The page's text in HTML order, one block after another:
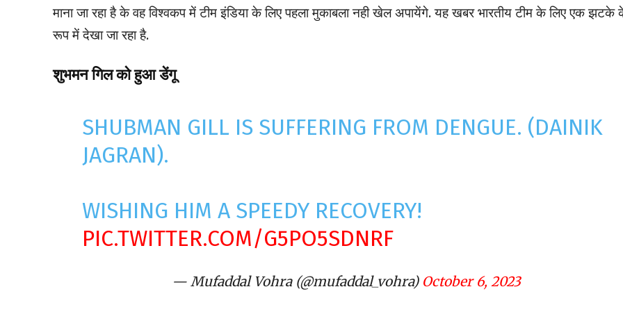
माना जा रहा है के वह विश्वकप में टीम इंडिया के लिए पहला मुकाबला नही खेल अपायेंगे. यह खबर भारतीय टीम के लिए एक झटके
रूप में देखा जा रहा है.
शुभमन गिल को हुआ डेंगू
SHUBMAN GILL IS SUFFERING FROM DENGUE. (DAINIK
JAGRAN).
WISHING HIM A SPEEDY RECOVERY!
PIC.TWITTER.COM/G5PO5SDNRF
— Mufaddal Vohra (@mufaddal_vohra) October 6, 2023